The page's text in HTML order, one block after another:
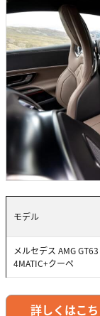
モデル
メルセデス AMG GT63
4MATIC+クーペ
詳しくはこ